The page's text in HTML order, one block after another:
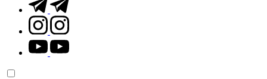
instagram.com
youtube.com